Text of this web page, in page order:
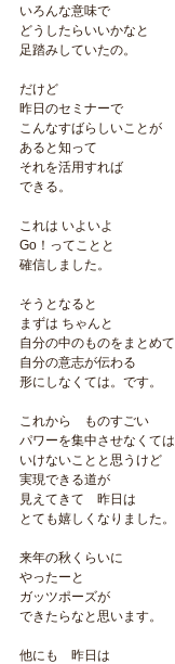
いろんな意味で
どうしたらいいかなと
足踏みしていたの。
だけど
昨日のセミナーで
こんなすばらしいことが
あると知って
それを活用すれば
できる。
これは いよいよ
Go！ってことと
確信しました。
そうとなると
まずは ちゃんと
自分の中のものをまとめて
自分の意志が伝わる
形にしなくては。です。
これから　ものすごい
パワーを集中させなくては
いけないことと思うけど
実現できる道が
見えてきて　昨日は
とても嬉しくなりました。
来年の秋くらいに
やったーと
ガッツポーズが
できたらなと思います。
他にも　昨日は